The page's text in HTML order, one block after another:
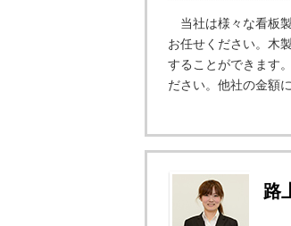
当社は様々な看板
お任せください。木
することができます
ださい。他社の金額
路